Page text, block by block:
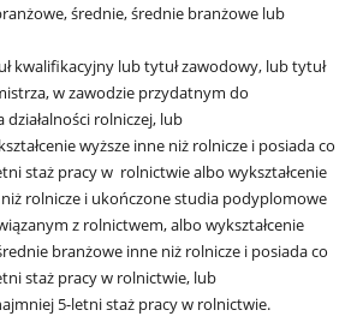
średnie, średnie branżowe lub
kwalifikacyjny lub tytuł zawodowy, lub tytuł
w zawodzie przydatnym do
działalności rolniczej, lub
wyższe inne niż rolnicze i posiada co
staż pracy w rolnictwie albo wykształcenie
rolnicze i ukończone studia podyplomowe
z rolnictwem, albo wykształcenie
branżowe inne niż rolnicze i posiada co
staż pracy w rolnictwie, lub
5-letni staż pracy w rolnictwie.